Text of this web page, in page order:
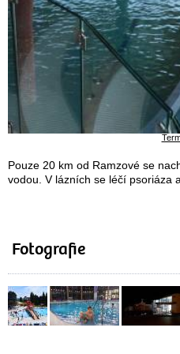
Pouze 20 km od Ramzové se
vodou. V lázních se léčí psoriáza
Fotografie